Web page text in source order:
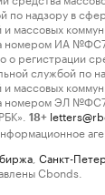
по надзору в
массовых
номером ИА
о регистрации
службой по
массовых
номером ЭЛ
18+
Санкт-
Cbonds.